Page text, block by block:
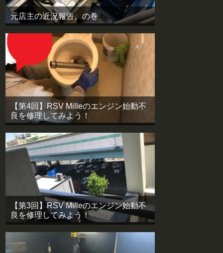
元店主の近況報告。の巻
【第4回】RSV Milleのエンジン始動不
良を修理してみよう！
【第3回】RSV Milleのエンジン始動不
良を修理してみよう！